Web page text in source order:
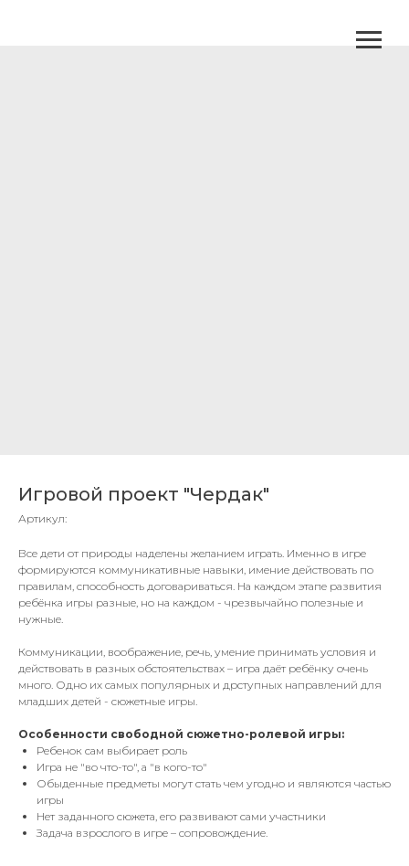
Игровой проект "Чердак"
Артикул:
Все дети от природы наделены желанием играть. Именно в игре
формируются коммуникативные навыки, имение действовать по
правилам, способность договариваться. На каждом этапе развития
ребёнка игры разные, но на каждом - чрезвычайно полезные и
нужные.
Коммуникации, воображение, речь, умение принимать условия и
действовать в разных обстоятельствах – игра даёт ребёнку очень
много. Одно их самых популярных и дрступных направлений для
младших детей - сюжетные игры.
Особенности свободной сюжетно-ролевой игры:
Ребенок сам выбирает роль
Игра не "во что-то", а "в кого-то"
Обыденные предметы могут стать чем угодно и являются частью
игры
Нет заданного сюжета, его развивают сами участники
Задача взрослого в игре – сопровождение.